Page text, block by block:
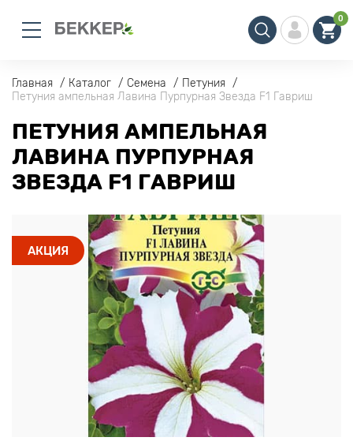
0
Главная Каталог Семена
Петуния
Петуния ампельная Лавина Пурпурная Звезда F1 Гавриш
ПЕТУНИЯ АМПЕЛЬНАЯ
ЛАВИНА ПУРПУРНАЯ
ЗВЕЗДА F1 ГАВРИШ
АКЦИЯ